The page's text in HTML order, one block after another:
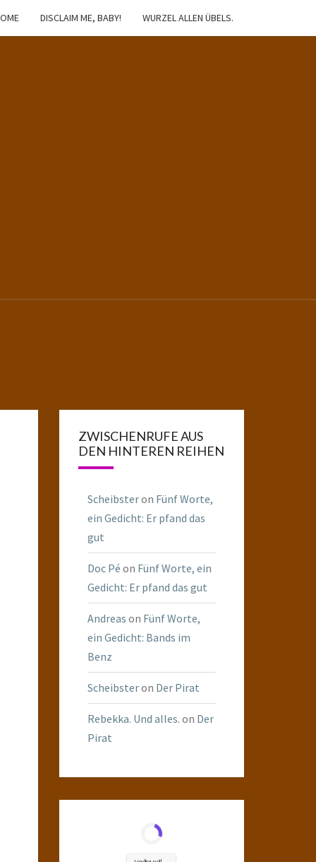
DISCLAIM ME, BABY! WURZEL ALLEN ÜBELS.
ZWISCHENRUFE AUS
DEN HINTEREN REIHEN
Scheibsteron Fünf Worte,
ein Gedicht: Er pfand das
gut
Doc Pé on Fünf Worte, ein
Gedicht: Er pfand das gut
Andreas on Fünf Worte,
ein Gedicht: Bands im
Benz
Scheibsteron Der Pirat
Rebekka. Und alles. on Der
Pirat